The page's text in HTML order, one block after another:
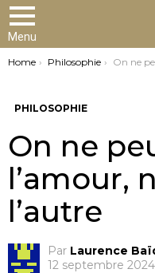
Menu
You are here:
Home Philosophie On ne peut forcer
PHILOSOPHIE
On ne
l’amour,
l’autre
Par Laurence
12 septembre